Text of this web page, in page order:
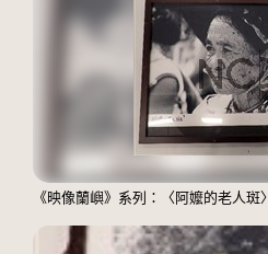
《映像蘭嶼》系列：〈阿嬤的老人斑〉